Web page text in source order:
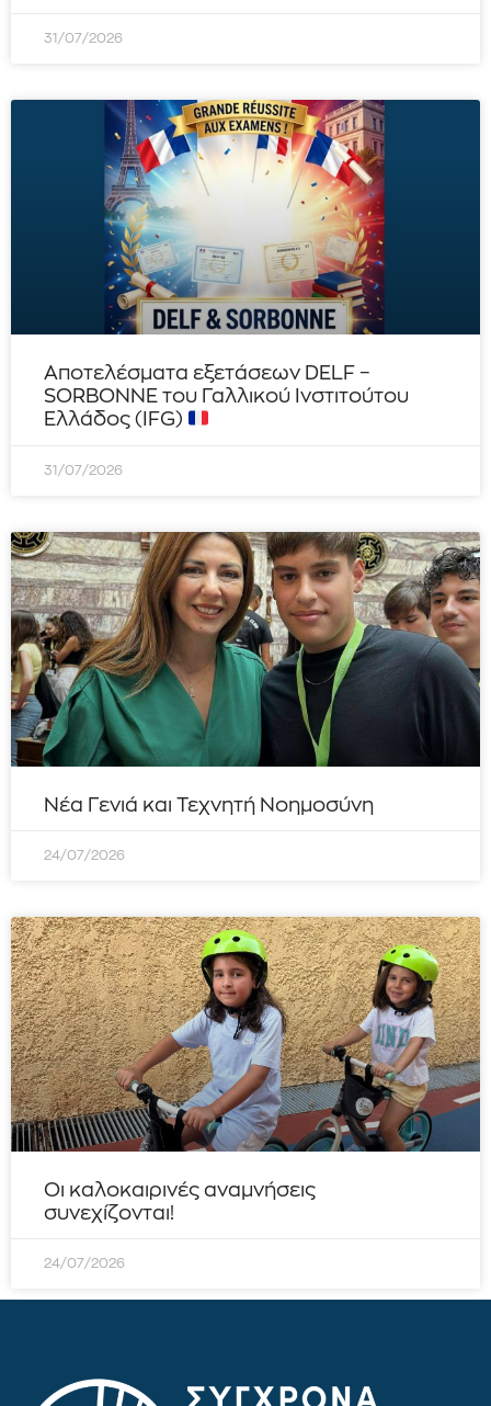
31/07/2026
Αποτελέσματα εξετάσεων DELF –
SORBONNE του Γαλλικού Ινστιτούτου
Ελλάδος (IFG)
31/07/2026
Νέα Γενιά και Τεχνητή Νοημοσύνη
24/07/2026
Οι καλοκαιρινές αναμνήσεις
συνεχίζονται!
24/07/2026